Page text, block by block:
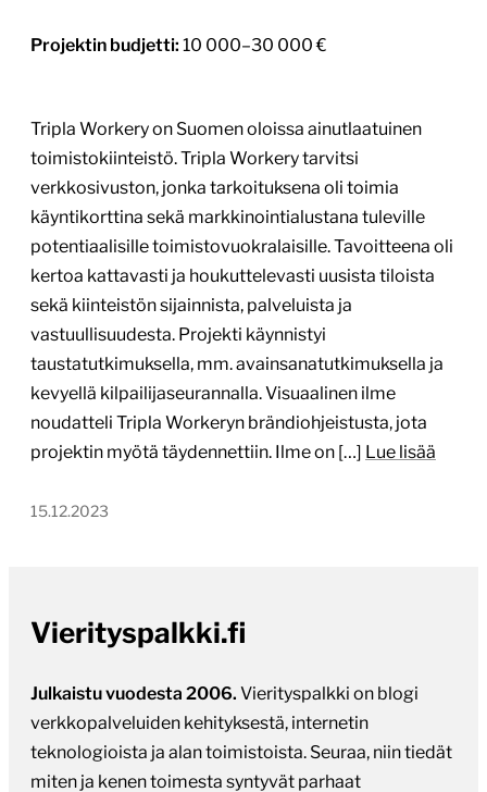
Projektin budjetti: 10 000–30 000 €
Tripla Workery on Suomen oloissa ainutlaatuinen
toimistokiinteistö. Tripla Workery tarvitsi
verkkosivuston, jonka tarkoituksena oli toimia
käyntikorttina sekä markkinointialustana tuleville
potentiaalisille toimistovuokralaisille. Tavoitteena oli
kertoa kattavasti ja houkuttelevasti uusista tiloista
sekä kiinteistön sijainnista, palveluista ja
vastuullisuudesta. Projekti käynnistyi
taustatutkimuksella, mm. avainsanatutkimuksella ja
kevyellä kilpailijaseurannalla. Visuaalinen ilme
noudatteli Tripla Workeryn brändiohjeistusta, jota
projektin myötä täydennettiin. Ilme on […] Lue lisää
15.12.2023
Vierityspalkki.fi
Julkaistu vuodesta 2006. Vierityspalkki on blogi
verkkopalveluiden kehityksestä, internetin
teknologioista ja alan toimistoista. Seuraa, niin tiedät
miten ja kenen toimesta syntyvät parhaat